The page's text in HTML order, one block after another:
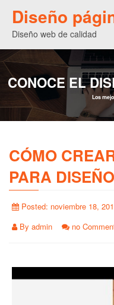
Diseño
Diseño web de calidad
CONOCE EL
Los
CÓMO
PARA
Posted: noviembre 18,
By admin no